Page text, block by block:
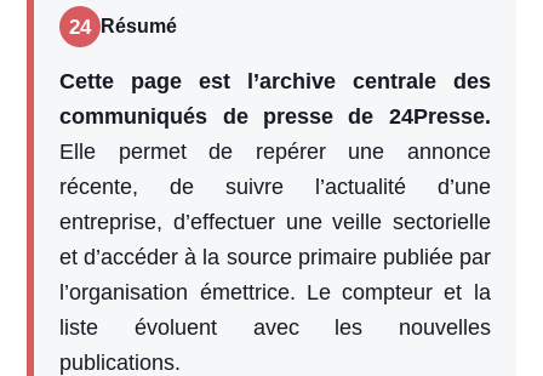
24 Résumé
Cette page est l’archive centrale des
communiqués de presse de 24Presse.
Elle permet de repérer une annonce
récente, de suivre l’actualité d’une
entreprise, d’effectuer une veille sectorielle
et d’accéder à la source primaire publiée par
l’organisation émettrice. Le compteur et la
liste évoluent avec les nouvelles
publications.